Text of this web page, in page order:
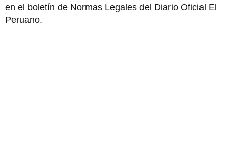
en el boletín de Normas Legales del Diario Oficial El
Peruano.